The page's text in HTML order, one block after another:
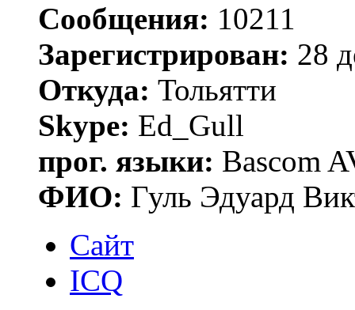
Сообщения: 10211
Зарегистрирован: 28
Откуда: Тольятти
Skype: Ed_Gull
прог. языки: Bascom
ФИО: Гуль Эдуард
Сайт
ICQ